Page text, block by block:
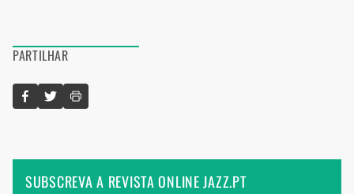
PARTILHAR
SUBSCREVA A REVISTA ONLINE JAZZ.PT